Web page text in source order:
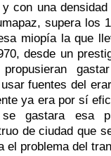
con una densidad
supera los
miopía la que
desde un
fuentes del
ya era por sí
gastara esa
de ciudad que
el problema del